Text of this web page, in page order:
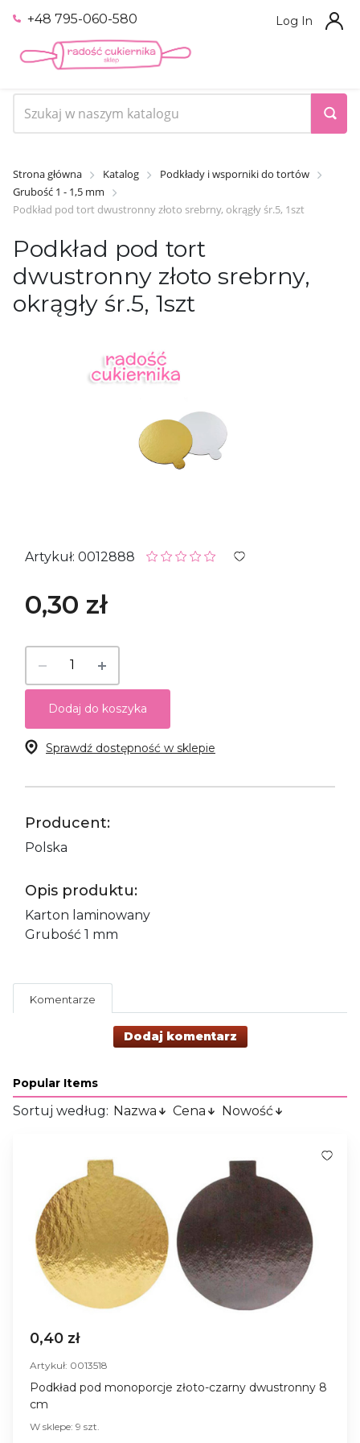
+48 795-060-580 Log In
Strona główna Katalog
Podkłady i wsporniki do tortów
Grubość 1 - 1,5 mm
Podkład pod tort dwustronny złoto srebrny, okrągły śr.5, 1szt
Podkład pod tort
dwustronny złoto srebrny,
okrągły śr.5, 1szt
Artykuł: 0012888
0,30 zł
Dodaj do koszyka
Sprawdź dostępność w sklepie
Producent:
Polska
Opis produktu:
Karton laminowany
Grubość 1 mm
Komentarze
Dodaj komentarz
Popular Items
Sortuj według: Nazwa Cena Nowość
0,40 zł
Artykuł: 0013518
Podkład pod monoporcje złoto-czarny dwustronny 8
cm
W sklepe: 9 szt.